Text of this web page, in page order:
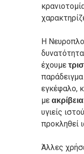
Η
έχουμε
εγκέφαλο,
με
υγιείς
προκληθεί
Άλλες